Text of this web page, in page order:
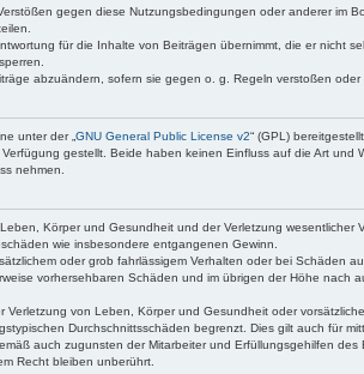
gegen diese Nutzungsbedingungen oder anderer
für die Inhalte von Beiträgen übernimmt, die er nicht
abzuändern, sofern sie gegen o. g. Regeln verstoßen
unter der „ GNU General Public License v2“ (GPL)
gestellt. Beide haben keinen Einfluss auf die Art
nehmen.
Körper und Gesundheit und der Verletzung
wie insbesondere entgangenen Gewinn.
oder grob fahrlässigem Verhalten oder bei Schäden
vorhersehbaren Schäden und im übrigen der Höhe
von Leben, Körper und Gesundheit oder
Durchschnittsschäden begrenzt. Dies gilt auch für
auch zugunsten der Mitarbeiter und Erfüllungsgehilfen des
Recht bleiben unberührt.